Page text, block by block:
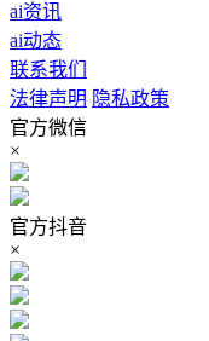
ai资讯
ai动态
联系我们
法律声明 隐私政策
官方微信
×
官方抖音
×